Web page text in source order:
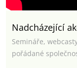
Nadcházející
Semináře,
pořádané